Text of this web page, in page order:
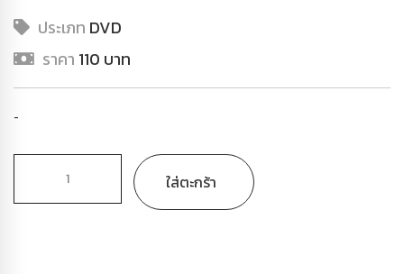
ประเภท DVD
ราคา 110 บาท
-
ใส่ตะกร้า